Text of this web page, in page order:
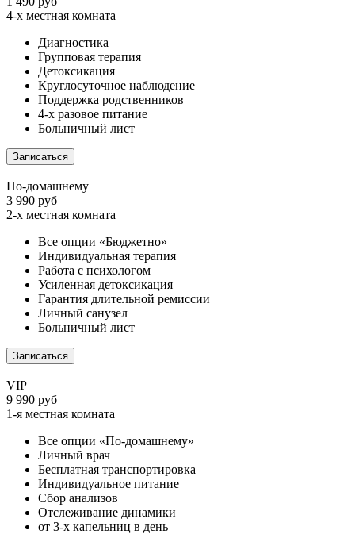
4-х местная комната
Диагностика
Групповая терапия
Детоксикация
Круглосуточное наблюдение
Поддержка родственников
4-х разовое питание
Больничный лист
Записаться
По-домашнему
3 990 руб
2-х местная комната
Все опции «Бюджетно»
Индивидуальная терапия
Работа с психологом
Усиленная детоксикация
Гарантия длительной ремиссии
Личный санузел
Больничный лист
Записаться
VIP
9 990 руб
1-я местная комната
Все опции «По-домашнему»
Личный врач
Бесплатная транспортировка
Индивидуальное питание
Сбор анализов
Отслеживание динамики
от 3-х капельниц в день